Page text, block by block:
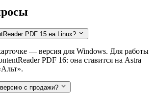
PDF 15 на Linux?
— версия для Windows. Для работы
PDF 16: она ставится на Astra
с продажи?